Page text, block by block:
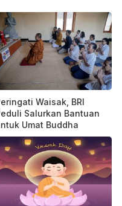
Waisak, BRI
Salurkan Bantuan
Umat Buddha